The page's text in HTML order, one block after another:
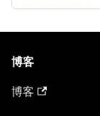
博客
博客